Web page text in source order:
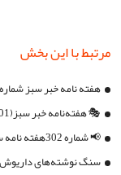
مرتبط با این بخش
هفته نامه خبر سبز شماره 300
🎭 هفته‌نامه خبر سبز(301)؛ مقصد نگاهی تازه به دنیای هنر
📢 شماره 302هفته نامه سینمایی «خبر سبز» منتشر شد.
سنگ‌ نوشته‌های داریوش